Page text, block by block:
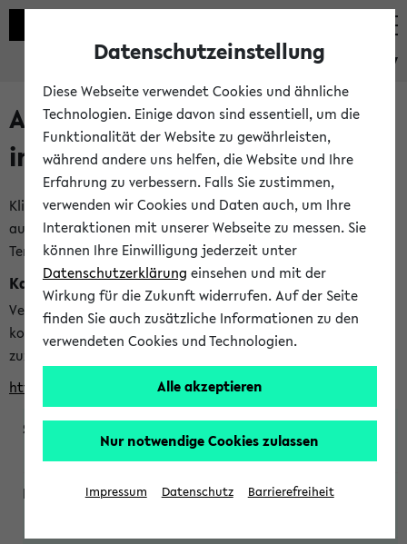
eKVV
Alle veröffentlichten Semester
im eKVV
Klicken Sie auf das Semester, welches Sie für Ihre Sitzung
auswählen möchten. Bitte beachten Sie auch die weiteren
Termine imKalender der Lehrplanung
Kalenderintegration
Verwenden Sie die folgende Adresse, um mit einer
kompatiblen Kalenderanwendung auf die Vorlesungszeiten
zuzugreifen (nähere Informationen
finden Sie hier
https://ekvv.uni-bielefeld.de/ws/calendar?vz
WiSe 2026/2027
Datenschutzeinstellung
Diese Webseite verwendet Cookies und ähnliche
Technologien. Einige davon sind essentiell, um die
Funktionalität der Website zu gewährleisten,
während andere uns helfen, die Website und Ihre
Erfahrung zu verbessern. Falls Sie zustimmen,
verwenden wir Cookies und Daten auch, um Ihre
Interaktionen mit unserer Webseite zu messen. Sie
können Ihre Einwilligung jederzeit unter
Datenschutzerklärung einsehen und mit der
Wirkung für die Zukunft widerrufen. Auf der Seite
finden Sie auch zusätzliche Informationen zu den
verwendeten Cookies und Technologien.
Alle akzeptieren
Nur notwendige Cookies zulassen
Impressum Datenschutz Barrierefreiheit